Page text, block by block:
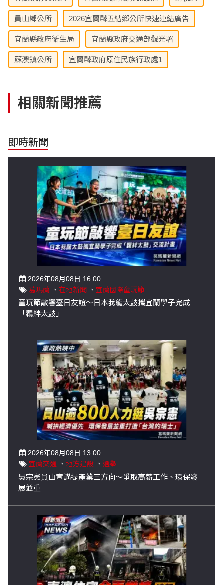
員山鄉公所 2026宜蘭縣五結鄉公所快速連結廣告
宜蘭縣政府衛生局 宜蘭縣政府交通部觀光署
蘇澳鎮公所 宜蘭縣政府原住民族行政處1
相關新聞推薦
即時新聞
2026年08月08日 16:00
葛瑪蘭 、 在地新聞 、 宜蘭國際童玩節
童玩節敲響臺日友誼～日本我龍太鼓攜宜蘭學子完成
「羈絆太鼓」
2026年08月08日 13:00
宜蘭交通 、 地方建設 、 選舉
吳宗憲員山宣講提產業三方向～爭取高薪工作、環保發
展並重